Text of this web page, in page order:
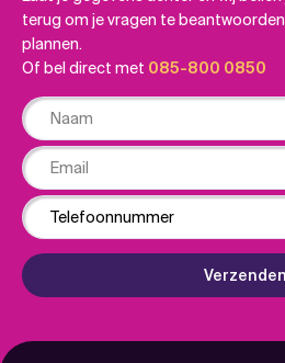
terug om je vragen te
plannen.
Of bel direct met 085-800 0850
Naam
Email
Phone
Verzenden